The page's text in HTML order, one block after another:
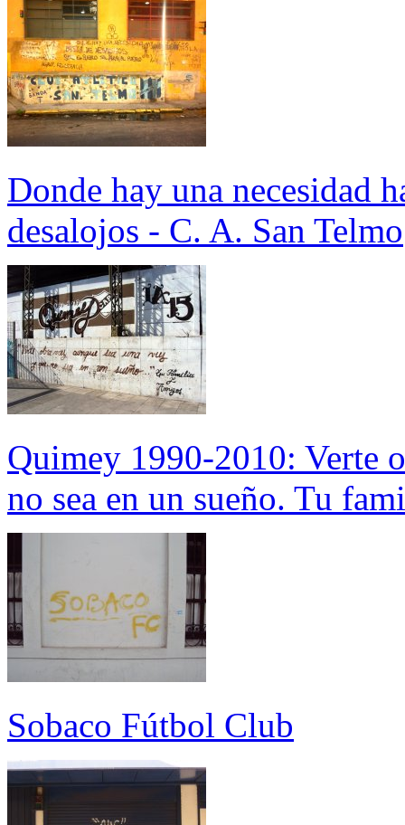
Donde hay una necesidad
desalojos - C. A. San Telmo
Quimey 1990-2010: Verte
no sea en un sueño. Tu
Sobaco Fútbol Club